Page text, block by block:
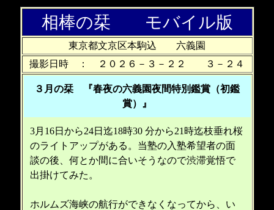
相棒の栞 モバイル版
東京都文京区本駒込 六義園
撮影日時 ： ２０２６－３－２２ ３－２４
３月の栞 『春夜の六義園夜間特別鑑賞（初鑑
賞）』
3月16日から24日迄18時30 分から21時迄枝垂れ桜
のライトアップがある。当塾の入塾希望者の面
談の後、何とか間に合いそうなので渋滞覚悟で
出掛けてみた。
ホルムズ海峡の航行ができなくなってから、い